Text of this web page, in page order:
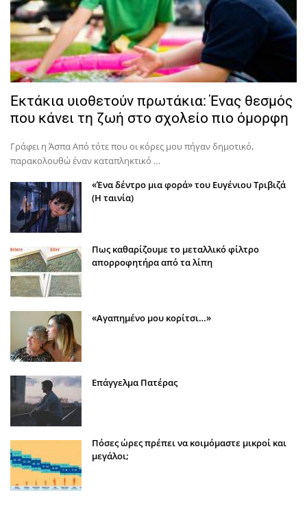
Εκτάκια υιοθετούν πρωτάκια: Ένας θεσμός
που κάνει τη ζωή στο σχολείο πιο όμορφη
Γράφει η Άσπα Από τότε που οι κόρες μου πήγαν δημοτικό,
παρακολουθώ έναν καταπληκτικό …
«Ένα δέντρο μια φορά» του Ευγένιου Τριβιζά
(Η ταινία)
Πως καθαρίζουμε το μεταλλικό φίλτρο
απορροφητήρα από τα λίπη
«Αγαπημένο μου κορίτσι…»
Επάγγελμα Πατέρας
Πόσες ώρες πρέπει να κοιμόμαστε μικροί και
μεγάλοι;